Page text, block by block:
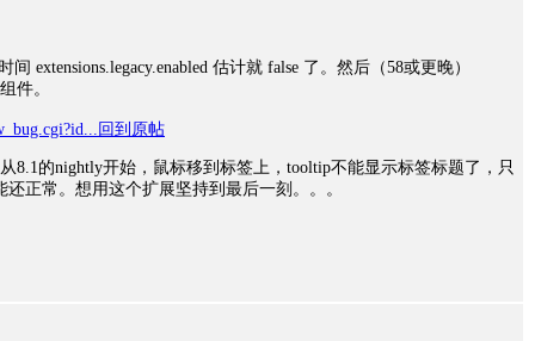
间 extensions.legacy.enabled 估计就 false 了。然后（58或更晚）
件。
回到原帖
8.1的nightly开始，鼠标移到标签上，tooltip不能显示标签标题了，只
还正常。想用这个扩展坚持到最后一刻。。。